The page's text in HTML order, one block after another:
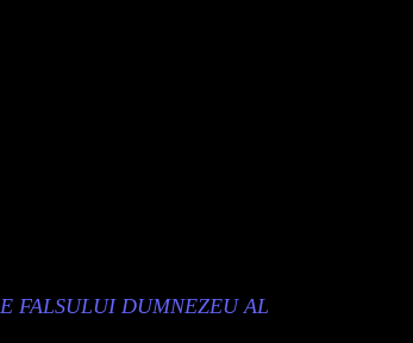
FALSULUI DUMNEZEU AL